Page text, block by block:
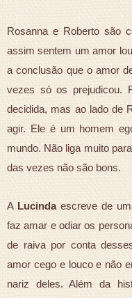
Rosanna e Roberto são
assim sentem um amor
a conclusão que o amor
vezes só os prejudicou.
decidida, mas ao lado de
agir. Ele é um homem
mundo. Não liga muito
das vezes não são bons.
A Lucindaescreve de
faz amar e odiar os
de raiva por conta
amor cego e louco e não
nariz deles. Além da